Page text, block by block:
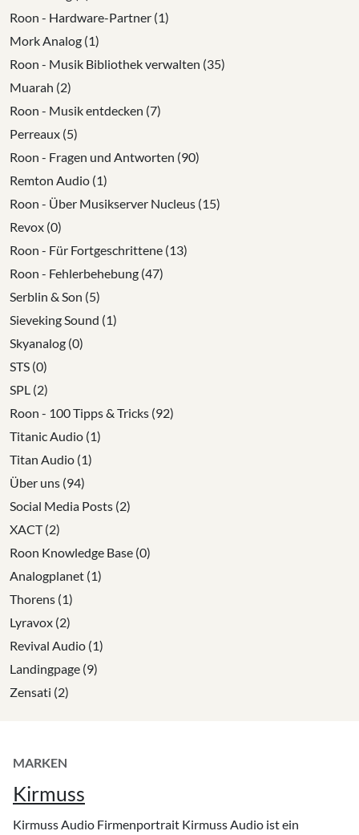
Roon - Hardware-Partner (1)
Mork Analog (1)
Roon - Musik Bibliothek verwalten (35)
Muarah (2)
Roon - Musik entdecken (7)
Perreaux (5)
Roon - Fragen und Antworten (90)
Remton Audio (1)
Roon - Über Musikserver Nucleus (15)
Revox (0)
Roon - Für Fortgeschrittene (13)
Roon - Fehlerbehebung (47)
Serblin & Son (5)
Sieveking Sound (1)
Skyanalog (0)
STS (0)
SPL (2)
Roon - 100 Tipps & Tricks (92)
Titanic Audio (1)
Titan Audio (1)
Über uns (94)
Social Media Posts (2)
XACT (2)
Roon Knowledge Base (0)
Analogplanet (1)
Thorens (1)
Lyravox (2)
Revival Audio (1)
Landingpage (9)
Zensati (2)
MARKEN
Kirmuss
Kirmuss Audio Firmenportrait Kirmuss Audio ist ein